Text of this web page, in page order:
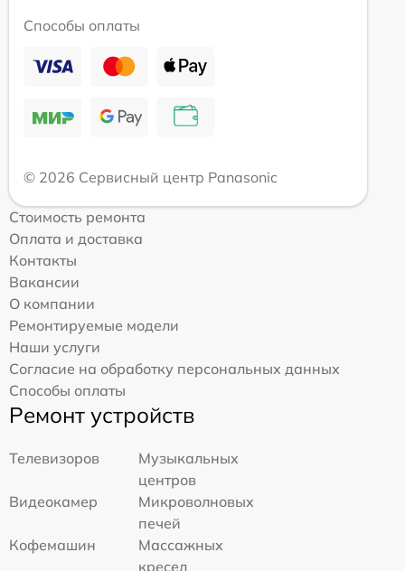
Способы оплаты
© 2026 Сервисный центр Panasonic
Стоимость ремонта
Оплата и доставка
Контакты
Вакансии
О компании
Ремонтируемые модели
Наши услуги
Согласие на обработку персональных данных
Способы оплаты
Ремонт устройств
Телевизоров
Музыкальных
центров
Видеокамер
Микроволновых
печей
Кофемашин
Массажных
кресел